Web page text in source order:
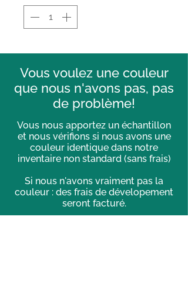
Vous voulez une couleur
que nous n'avons pas, pas
de problème!
Vous nous apportez un échantillon
et nous vérifions si nous avons une
couleur identique dans notre
inventaire non standard (sans frais)
Si nous n'avons vraiment pas la
couleur : des frais de dévelopement
seront facturé.